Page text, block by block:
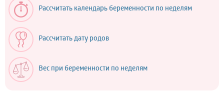
Рассчитать календарь беременности по неделям
Рассчитать дату родов
Вес при беременности по неделям